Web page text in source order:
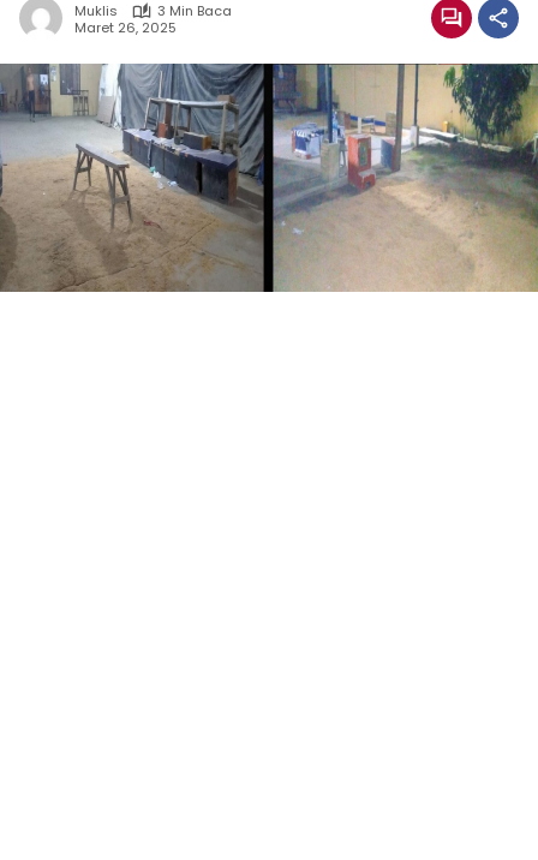
Muklis
3 Min Baca
Maret 26, 2025